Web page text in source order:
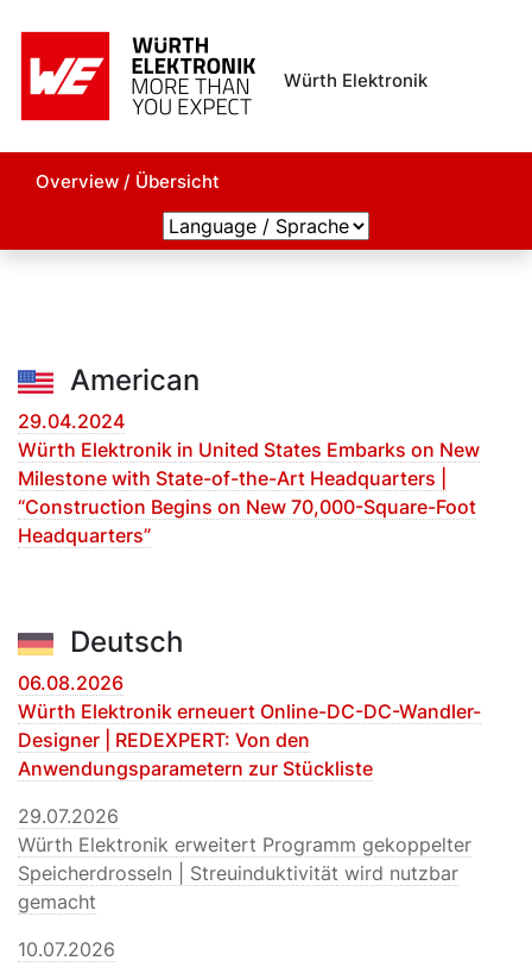
Würth Elektronik
Overview / Übersicht
American
29.04.2024
Würth Elektronik in United States Embarks on New
Milestone with State-of-the-Art Headquarters |
“Construction Begins on New 70,000-Square-Foot
Headquarters”
Deutsch
06.08.2026
Würth Elektronik erneuert Online-DC-DC-Wandler-
Designer | REDEXPERT: Von den
Anwendungsparametern zur Stückliste
29.07.2026
Würth Elektronik erweitert Programm gekoppelter
Speicherdrosseln | Streuinduktivität wird nutzbar
gemacht
10.07.2026